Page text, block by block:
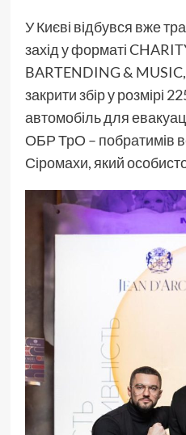
У Києві відбувся вже
захід у форматі
BARTENDING &
закрити збір у розмірі
автомобіль для
ОБР ТрО – побратимів
Сіромахи, який